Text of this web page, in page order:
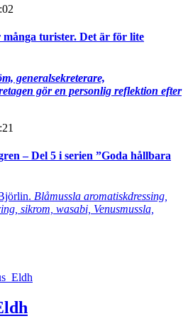
turister. Det är för lite
generalsekreterare,
gör en personlig reflektion efter
– Del 5 i serien ”Goda hållbara
Blåmussla aromatiskdressing,
sikrom, wasabi, Venusmussla,